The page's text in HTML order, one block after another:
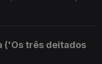
('Os três deitados